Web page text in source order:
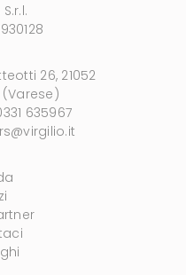
26, 21052
635967